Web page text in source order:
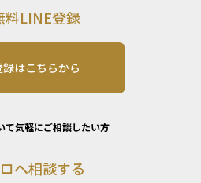
料LINE登録
録はこちらから
て気軽にご相談したい方
へ相談する